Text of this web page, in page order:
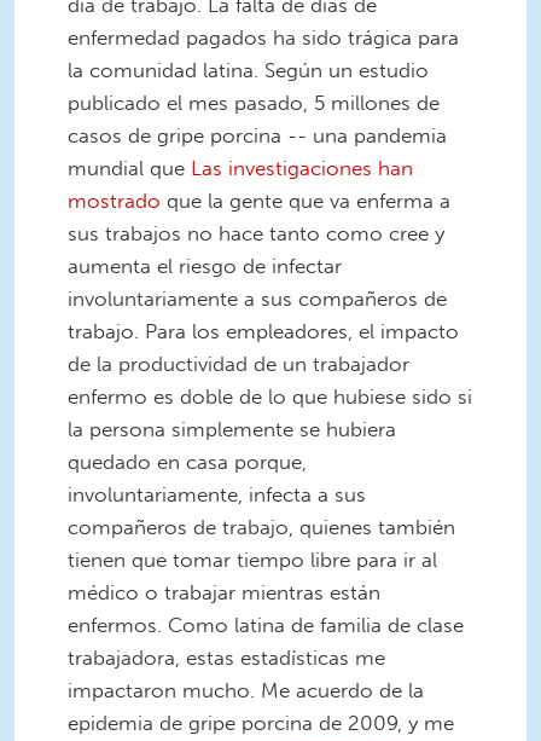
enfermedad pagados ha sido trágica para
la comunidad latina. Según un estudio
publicado el mes pasado, 5 millones de
casos de gripe porcina -- una pandemia
mundial que Las investigaciones han
mostrado que la gente que va enferma a
sus trabajos no hace tanto como cree y
aumenta el riesgo de infectar
involuntariamente a sus compañeros de
trabajo. Para los empleadores, el impacto
de la productividad de un trabajador
enfermo es doble de lo que hubiese sido si
la persona simplemente se hubiera
quedado en casa porque,
involuntariamente, infecta a sus
compañeros de trabajo, quienes también
tienen que tomar tiempo libre para ir al
médico o trabajar mientras están
enfermos. Como latina de familia de clase
trabajadora, estas estadísticas me
impactaron mucho. Me acuerdo de la
epidemia de gripe porcina de 2009, y me